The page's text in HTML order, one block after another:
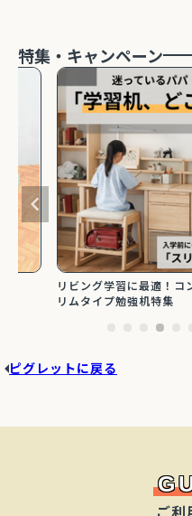
リビング学習に最適！コ
リムタイプ勉強机特集
ピグレットに戻る